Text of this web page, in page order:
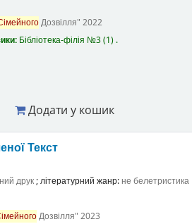
Дозвілля" 2022
Бібліотека-філія №3(1) .
Додати у кошик
Текст
друк; літературний жанр:не белетристика
Дозвілля" 2023